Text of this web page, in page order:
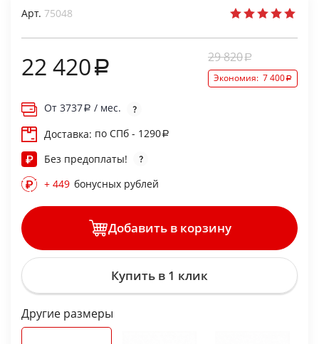
Арт. 75048
22 420 29 820
Экономия: 7 400
От 3737
/ мес.
Доставка: по СПб - 1290
Без предоплаты!
+ 449 бонусных рублей
Добавить в корзину
Купить в 1 клик
Другие размеры